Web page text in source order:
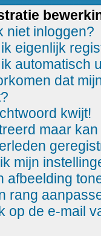
niet inloggen?
eigenlijk
automatisch
dat
kwijt!
maar
mijn
afbeelding
rang
op de e-mail